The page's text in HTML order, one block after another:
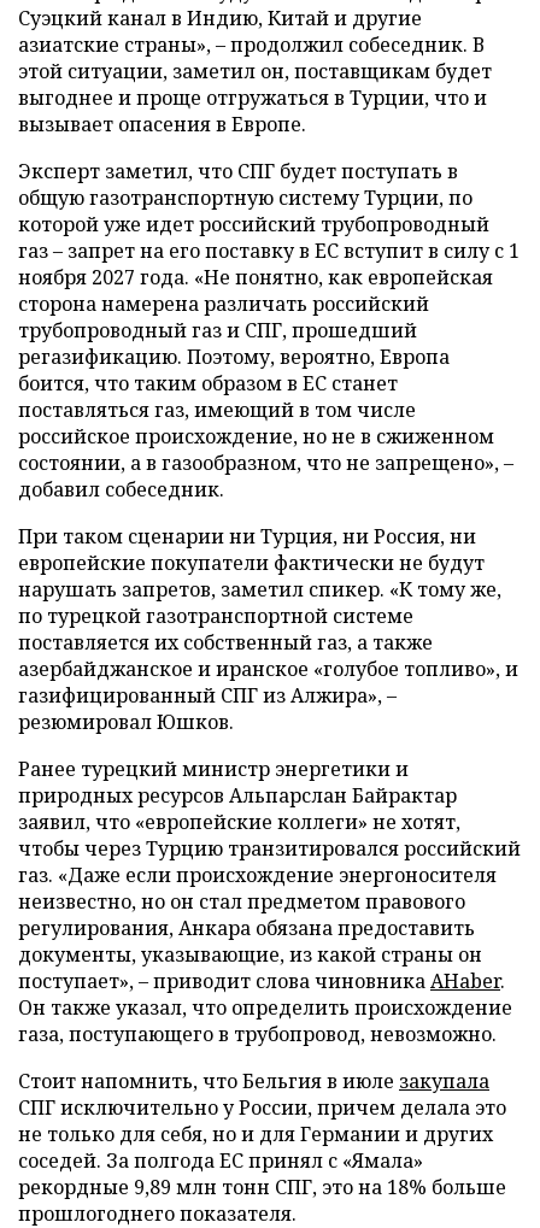
Суэцкий канал в Индию, Китай и другие
азиатские страны», – продолжил собеседник. В
этой ситуации, заметил он, поставщикам будет
выгоднее и проще отгружаться в Турции, что и
вызывает опасения в Европе.
Эксперт заметил, что СПГ будет поступать в
общую газотранспортную систему Турции, по
которой уже идет российский трубопроводный
газ – запрет на его поставку в ЕС вступит в силу с 1
ноября 2027 года. «Не понятно, как европейская
сторона намерена различать российский
трубопроводный газ и СПГ, прошедший
регазификацию. Поэтому, вероятно, Европа
боится, что таким образом в ЕС станет
поставляться газ, имеющий в том числе
российское происхождение, но не в сжиженном
состоянии, а в газообразном, что не запрещено», –
добавил собеседник.
При таком сценарии ни Турция, ни Россия, ни
европейские покупатели фактически не будут
нарушать запретов, заметил спикер. «К тому же,
по турецкой газотранспортной системе
поставляется их собственный газ, а также
азербайджанское и иранское «голубое топливо», и
газифицированный СПГ из Алжира», –
резюмировал Юшков.
Ранее турецкий министр энергетики и
природных ресурсов Альпарслан Байрактар
заявил, что «европейские коллеги» не хотят,
чтобы через Турцию транзитировался российский
газ. «Даже если происхождение энергоносителя
неизвестно, но он стал предметом правового
регулирования, Анкара обязана предоставить
документы, указывающие, из какой страны он
поступает», – приводит слова чиновникаAHaber.
Он также указал, что определить происхождение
газа, поступающего в трубопровод, невозможно.
Стоит напомнить, что Бельгия в июле закупала
СПГ исключительно у России, причем делала это
не только для себя, но и для Германии и других
соседей. За полгода ЕС принял с «Ямала»
рекордные 9,89 млн тонн СПГ, это на 18% больше
прошлогоднего показателя.